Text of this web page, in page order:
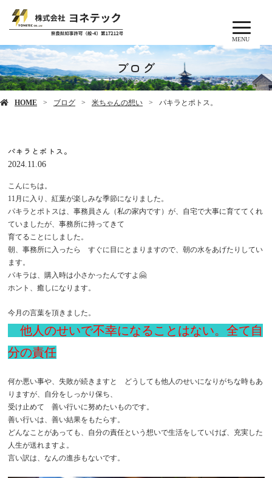
MENU
ブログ
HOME ブログ 米ちゃんの想い パキラとポトス。
パキラとポトス。
2024.11.06
こんにちは。
11月に入り、紅葉が楽しみな季節になりました。
パキラとポトスは、事務員さん（私の家内です）が、自宅で大事に育ててくれ
ていましたが、事務所に持ってきて
育てることにしました。
朝、事務所に入ったら すぐに目にとまりますので、朝の水をあげたりしてい
ます。
パキラは、購入時は小さかったんですよ🤗
ホント、癒しになります。
今月の言葉を頂きました。
他人のせいで不幸になることはない。全て自
分の責任
何か悪い事や、失敗が続きますと どうしても他人のせいになりがちな時もあ
りますが、自分をしっかり保ち、
受け止めて 善い行いに努めたいものです。
善い行いは、善い結果をもたらす。
どんなことがあっても、自分の責任という想いで生活をしていけば、充実した
人生が送れますよ。
言い訳は、なんの進歩もないです。